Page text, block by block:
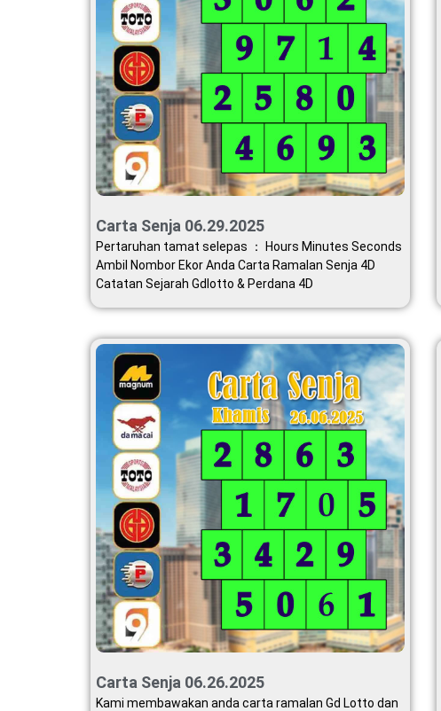
Carta Senja 06.29.2025
Pertaruhan tamat selepas ： Hours Minutes Seconds
Ambil Nombor Ekor Anda Carta Ramalan Senja 4D
Catatan Sejarah Gdlotto & Perdana 4D
Carta Senja 06.26.2025
Kami membawakan anda carta ramalan Gd Lotto dan